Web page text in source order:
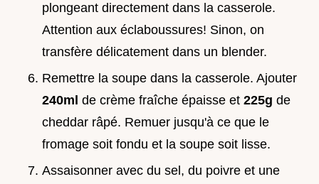
plongeant directement dans la casserole.
Attention aux éclaboussures! Sinon, on
transfère délicatement dans un blender.
Remettre la soupe dans la casserole. Ajouter
240ml de crème fraîche épaisse et 225g de
cheddar râpé. Remuer jusqu'à ce que le
fromage soit fondu et la soupe soit lisse.
Assaisonner avec du sel, du poivre et une